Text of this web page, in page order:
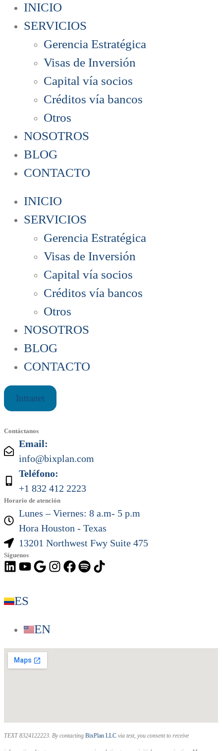
INICIO
SERVICIOS
Gerencia Estratégica
Visas de Inversión
Capital vía socios
Créditos vía bancos
Otros
NOSOTROS
BLOG
CONTACTO
INICIO
SERVICIOS
Gerencia Estratégica
Visas de Inversión
Capital vía socios
Créditos vía bancos
Otros
NOSOTROS
BLOG
CONTACTO
Intranet
Contáctanos
Email:
info@bixplan.com
Teléfono:
+1 832 412 2223
Horario de atención
Lunes – Viernes: 8 a.m- 5 p.m
Hora Houston - Texas
13201 Northwest Fwy Suite 475
Síguenos
ES
EN
TEXT 8324122223. By contacting BixPlan LLC via text, you consent to receive